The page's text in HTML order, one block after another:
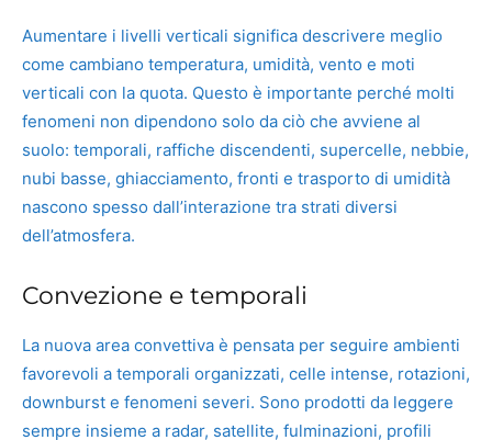
Aumentare i livelli verticali significa descrivere meglio
come cambiano temperatura, umidità, vento e moti
verticali con la quota. Questo è importante perché molti
fenomeni non dipendono solo da ciò che avviene al
suolo: temporali, raffiche discendenti, supercelle, nebbie,
nubi basse, ghiacciamento, fronti e trasporto di umidità
nascono spesso dall’interazione tra strati diversi
dell’atmosfera.
Convezione e temporali
La nuova area convettiva è pensata per seguire ambienti
favorevoli a temporali organizzati, celle intense, rotazioni,
downburst e fenomeni severi. Sono prodotti da leggere
sempre insieme a radar, satellite, fulminazioni, profili